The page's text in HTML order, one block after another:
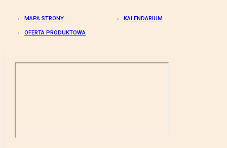
MAPA STRONY KALENDARIUM
OFERTA PRODUKTOWA